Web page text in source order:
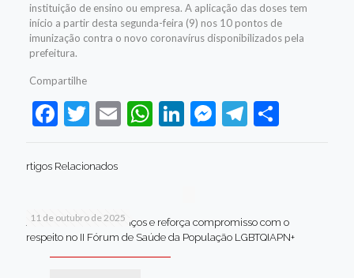
instituição de ensino ou empresa. A aplicação das doses tem
início a partir desta segunda-feira (9) nos 10 pontos de
imunização contra o novo coronavírus disponibilizados pela
prefeitura.
Compartilhe
Facebook
Twitter
EmailWhatsApp
LinkedIn
Messenger
Telegram
Share
rtigos Relacionados
11 de outubro de 2025
Jaboatão celebra avanços e reforça compromisso com o
respeito no II Fórum de Saúde da População LGBTQIAPN+